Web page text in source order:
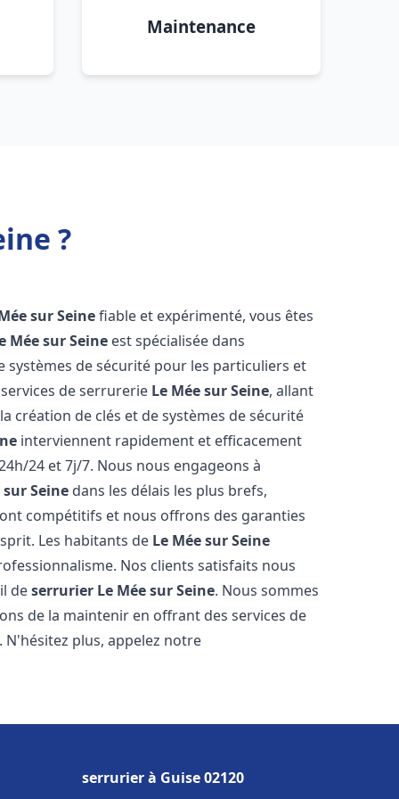
Maintenance
?
sur Seinefiable et expérimenté, vous êtes
Mée sur Seine est spécialisée dans
de sécurité pour les particuliers et
de serrurerie Le Mée sur Seine, allant
création de clés et de systèmes de sécurité
interviennent rapidement et efficacement
24 et 7j/7. Nous nous engageons à
sur Seine dans les délais les plus brefs,
compétitifs et nous offrons des garanties
Les habitants de Le Mée sur Seine
Nos clients satisfaits nous
deserrurier Le Mée sur Seine. Nous sommes
de la maintenir en offrant des services de
N'hésitez plus, appelez notre
serrurier à Guise 02120